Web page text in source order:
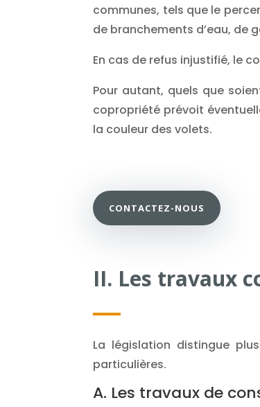
communes, tels que le
de branchements d’eau, de
En cas de refus injustifié, le
Pour autant, quels que
copropriété prévoit
la couleur des volets.
CONTACTEZ-NOUS
II. Les travaux
La législation distingue
particulières.
A. Les travaux de